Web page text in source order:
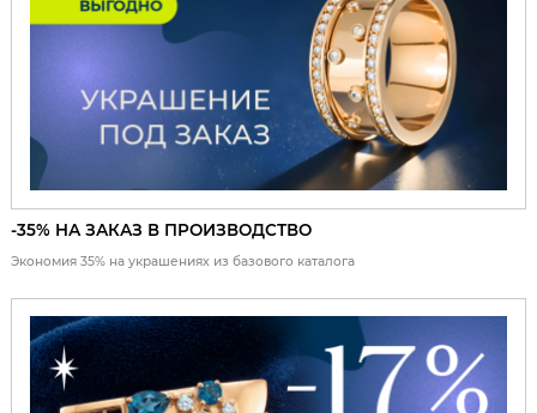
-35% НА ЗАКАЗ В ПРОИЗВОДСТВО
Экономия 35% на украшениях из базового каталога